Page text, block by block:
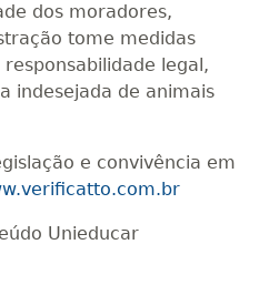
dos moradores,
tome medidas
legal,
indesejada de animais
e convivência em
Unieducar